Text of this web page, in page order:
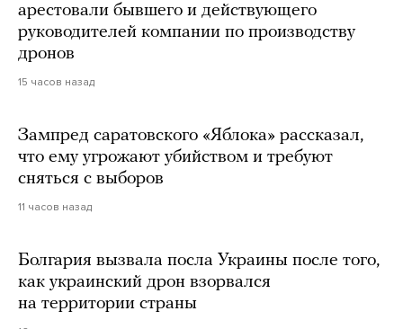
арестовали бывшего и действующего
руководителей компании по производству
дронов
15 часов назад
Зампред саратовского «Яблока» рассказал,
что ему угрожают убийством и требуют
сняться с выборов
11 часов назад
Болгария вызвала посла Украины после того,
как украинский дрон взорвался
на территории страны